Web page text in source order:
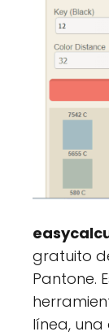
gratuito
Pantone.
línea, una